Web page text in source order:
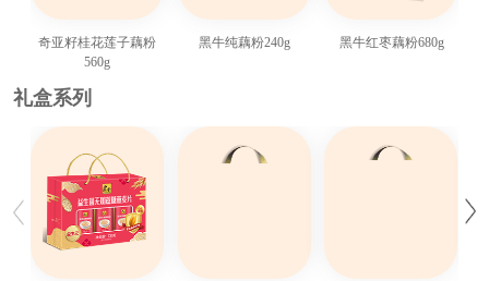
奇亚籽桂花莲子藕粉
560g
黑牛纯藕粉240g 黑牛红枣藕粉680g
礼盒系列